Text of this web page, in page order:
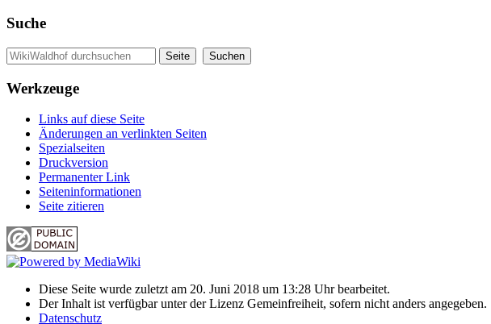
Suche
Werkzeuge
Links auf diese Seite
Änderungen an verlinkten Seiten
Spezialseiten
Druckversion
Permanenter Link
Seiten­informationen
Seite zitieren
Diese Seite wurde zuletzt am 20. Juni 2018 um 13:28 Uhr bearbeitet.
Der Inhalt ist verfügbar unter der Lizenz Gemeinfreiheit, sofern nicht anders angegeben.
Datenschutz